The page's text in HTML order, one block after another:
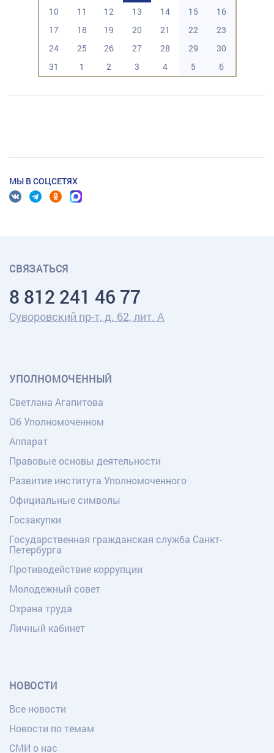
10
11 12 13 14 15
16
17
18 19 20 21 22
23
24
25 26 27 28 29
30
31
1 2 3 4 5 6
МЫ В СОЦСЕТЯХ
СВЯЗАТЬСЯ
8 812 241 46 77
Суворовский пр-т, д. 62, лит. А
УПОЛНОМОЧЕННЫЙ
Светлана Агапитова
Об Уполномоченном
Аппарат
Правовые основы деятельности
Развитие института Уполномоченного
Официальные символы
Госзакупки
Государственная гражданская служба Санкт-
Петербурга
Противодействие коррупции
Молодежный совет
Охрана труда
Личный кабинет
НОВОСТИ
Все новости
Новости по темам
СМИ о нас